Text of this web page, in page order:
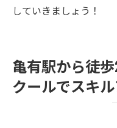
していきましょう！
亀有駅から徒
クールでスキ